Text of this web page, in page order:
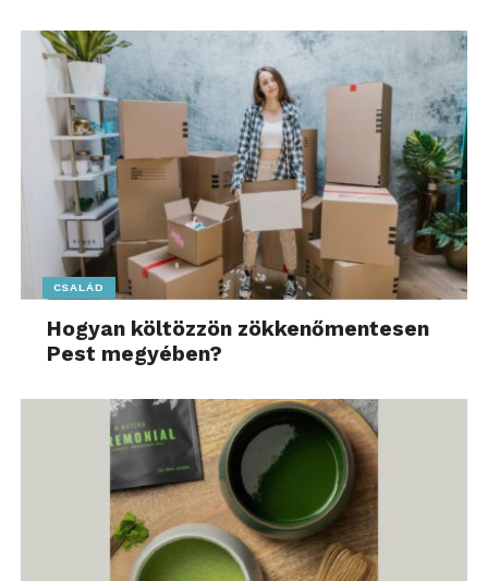
CSALÁD
Hogyan költözzön zökkenőmentesen
Pest megyében?